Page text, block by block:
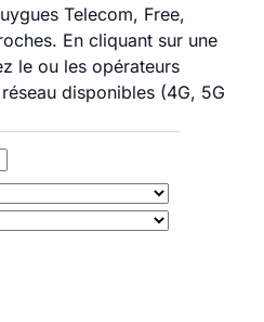
Telecom, Free,
En cliquant sur une
le ou les opérateurs
disponibles (4G, 5G